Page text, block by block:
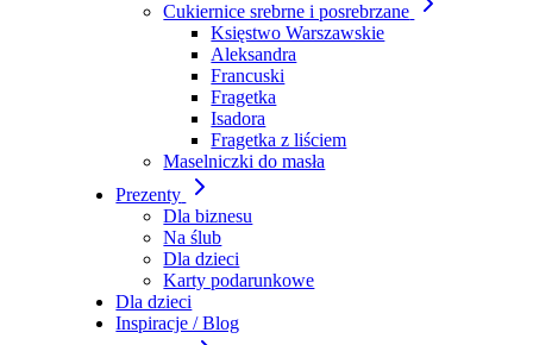
Cukiernice srebrne i posrebrzane
Księstwo Warszawskie
Aleksandra
Francuski
Fragetka
Isadora
Fragetka z liściem
Maselniczki do masła
Prezenty
Dla biznesu
Na ślub
Dla dzieci
Karty podarunkowe
Dla dzieci
Inspiracje / Blog